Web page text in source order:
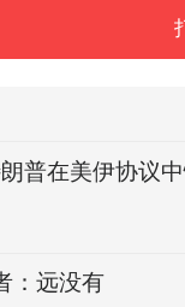
人的痛点。
普在美伊协议
：远没有
重启对俄对话，
全面停火协议”